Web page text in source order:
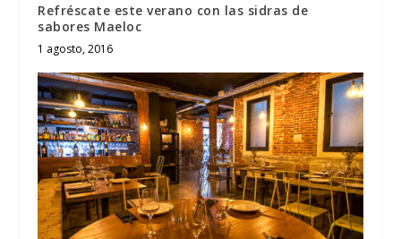
Refréscate este verano con las sidras de
sabores Maeloc
1 agosto, 2016